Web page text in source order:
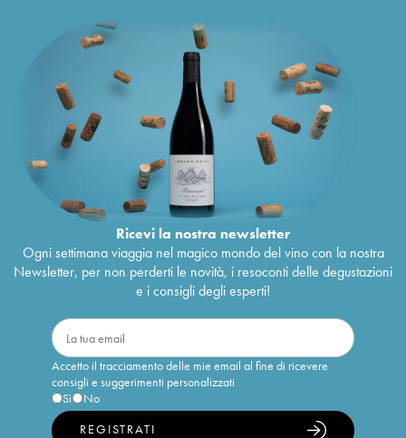
Ricevi la nostra newsletter
Ogni settimana viaggia nel magico mondo del vino con la nostra
Newsletter, per non perderti le novità, i resoconti delle degustazioni
e i consigli degli esperti!
Accetto il tracciamento delle mie email al fine di ricevere
consigli e suggerimenti personalizzati
Sì
No
REGISTRATI